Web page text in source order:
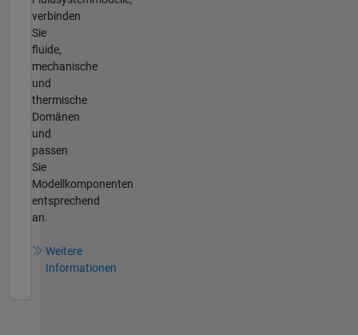
verbinden
Sie
fluide,
mechanische
und
thermische
Domänen
und
passen
Sie
Modellkomponenten
entsprechend
an.
Weitere
Informationen